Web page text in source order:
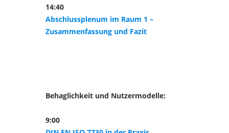
14:40
Abschlussplenum im Raum 1 –
Zusammenfassung und Fazit
Behaglichkeit und Nutzermodelle:
9:00